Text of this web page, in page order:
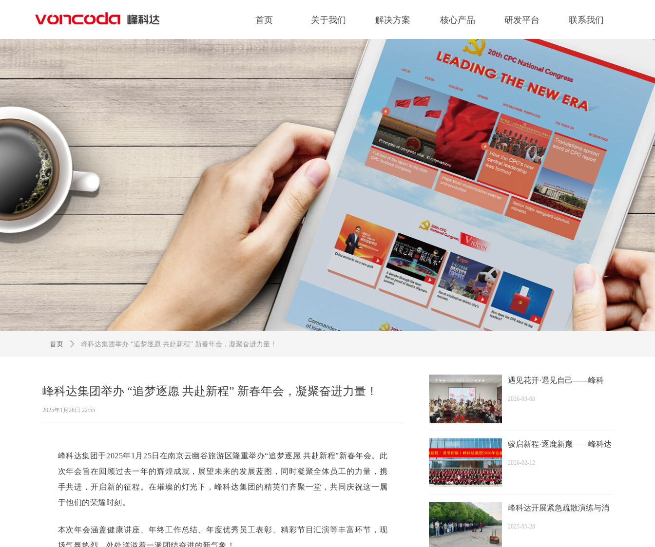
首页 关于我们 解决方案 核心产品 研发平台 联系我们
峰科达集团举办 “追梦逐愿 共赴新程” 新春年会，凝聚奋进力量！
峰科达集团于2025年1月25日在南京云幽谷旅游区隆重举办“追梦逐愿 共赴新程”新春年会。此
次年会旨在回顾过去一年的辉煌成就，展望未来的发展蓝图，同时凝聚全体员工的力量，携
手共进，开启新的征程。在璀璨的灯光下，峰科达集团的精英们齐聚一堂，共同庆祝这一属
于他们的荣耀时刻。
本次年会涵盖健康讲座、年终工作总结、年度优秀员工表彰、精彩节目汇演等丰富环节，现
场气氛热烈，处处洋溢着一派团结奋进的新气象！
2025年1月26日 22:55
遇见花开·遇见自己——峰科
落幕
2026-03-08
骏启新程·逐鹿新巅——峰科达
2026-02-12
峰科达开展紧急疏散演练与消
2025-05-28
首页 ꄲ 峰科达集团举办 “追梦逐愿 共赴新程” 新春年会，凝聚奋进力量！